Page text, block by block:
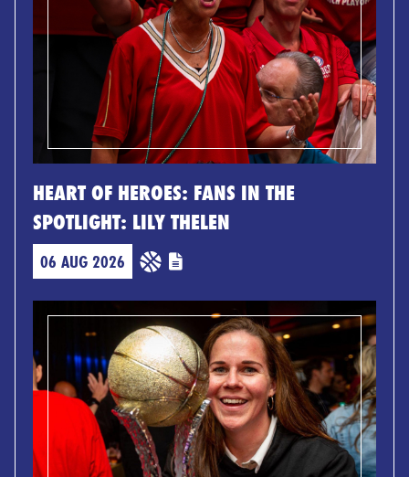
HEART OF HEROES: FANS IN THE
SPOTLIGHT: LILY THELEN
06 AUG 2026